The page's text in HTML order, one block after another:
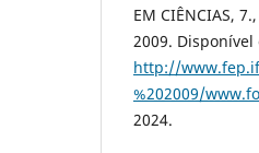
EM CIÊNCIAS,
2009. Disponível
http://
%202009/
2024.